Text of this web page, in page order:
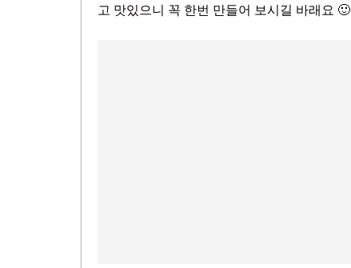
고 맛있으니 꼭 한번 만들어 보시길 바래요 🙂